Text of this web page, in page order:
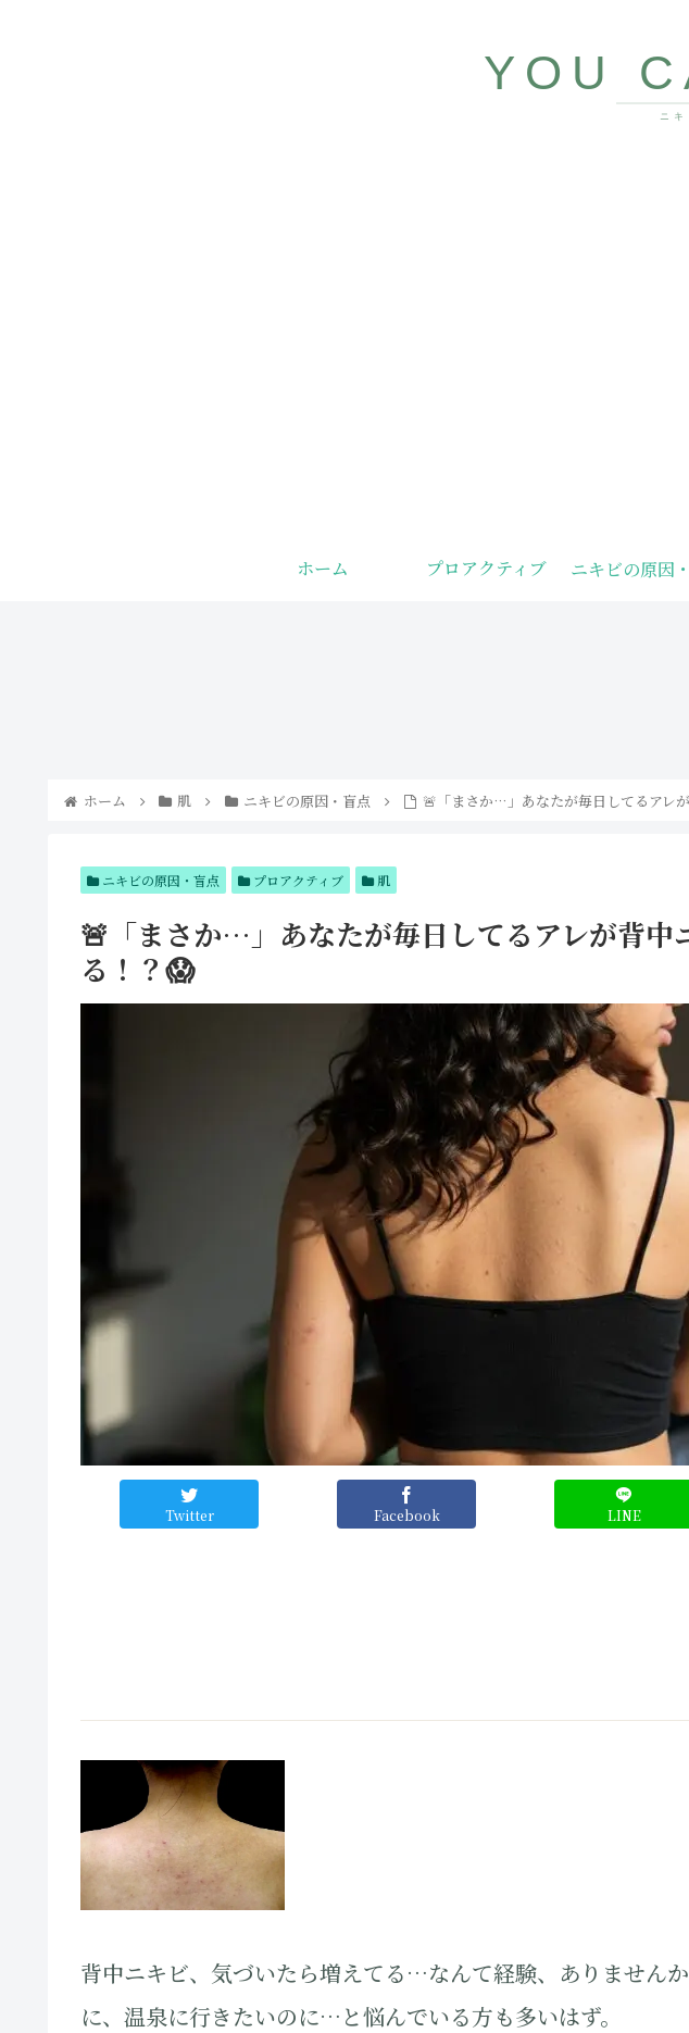
ホーム プロアクティブ ニキビの原因
つるん肌へ
ホーム 肌 ニキビの原因・盲点 🚨「まさか…」あなたが毎日してるアレ
ニキビの原因・盲点 プロアクティブ 肌
🚨「まさか…」あなたが毎日してるアレが背中
る！？😱
Twitter Facebook LINE
背中ニキビ、気づいたら増えてる…なんて経験、ありません
に、温泉に行きたいのに…と悩んでいる方も多いはず。